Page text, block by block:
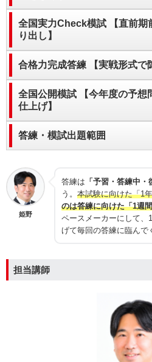
全国実力Check模試 【直前期
り出し】
合格力完成答練 【実戦形式で
全国公開模試 【今年度の予想
仕上げ】
答練・模試出題範囲
姫野
答練は 「予習・答練中
う。 本試験に向けた「1
のは答練に向けた「1週
ペースメーカーにして、
げて毎回の答練に臨んで
担当講師